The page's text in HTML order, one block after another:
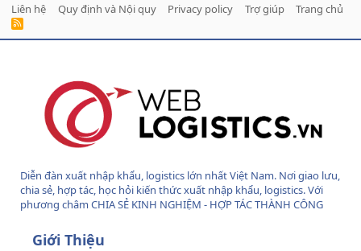
Liên hệ
Quy định và Nội quy Privacy policy Trợ giúp Trang chủ
R
S
Diễn đàn xuất nhập khẩu, logistics lớn nhất Việt Nam. Nơi giao lưu,
chia sẻ, hợp tác, học hỏi kiến thức xuất nhập khẩu, logistics. Với
phương châm CHIA SẺ KINH NGHIỆM - HỢP TÁC THÀNH CÔNG
Giới Thiệu